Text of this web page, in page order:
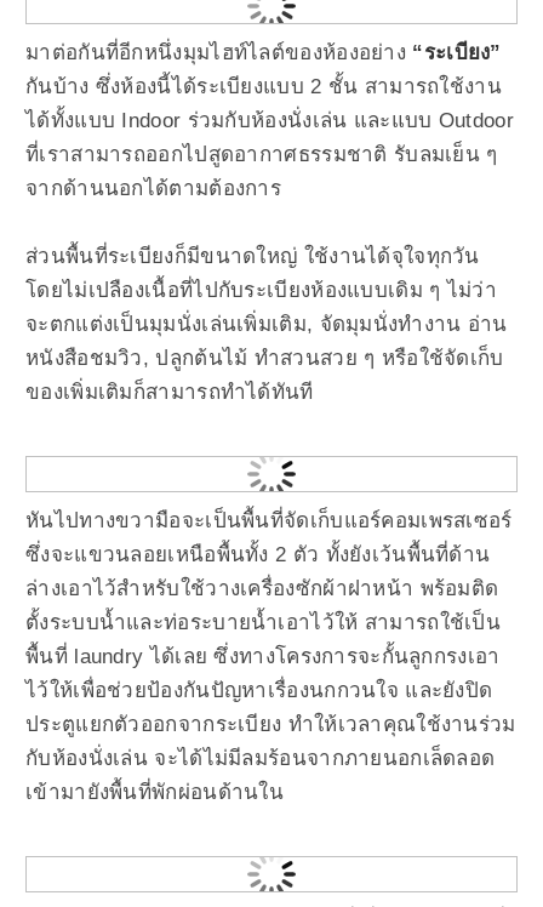
มาต่อกันที่อีกหนึ่งมุมไฮท์ไลต์ของห้องอย่าง “ระเบียง”
กันบ้าง ซึ่งห้องนี้ได้ระเบียงแบบ 2 ชั้น สามารถใช้งาน
ได้ทั้งแบบ Indoor ร่วมกับห้องนั่งเล่น และแบบ Outdoor
ที่เราสามารถออกไปสูดอากาศธรรมชาติ รับลมเย็น ๆ
จากด้านนอกได้ตามต้องการ
ส่วนพื้นที่ระเบียงก็มีขนาดใหญ่ ใช้งานได้จุใจทุกวัน
โดยไม่เปลืองเนื้อที่ไปกับระเบียงห้องแบบเดิม ๆ ไม่ว่า
จะตกแต่งเป็นมุมนั่งเล่นเพิ่มเติม, จัดมุมนั่งทำงาน อ่าน
หนังสือชมวิว, ปลูกต้นไม้ ทำสวนสวย ๆ หรือใช้จัดเก็บ
ของเพิ่มเติมก็สามารถทำได้ทันที
หันไปทางขวามือจะเป็นพื้นที่จัดเก็บแอร์คอมเพรสเซอร์
ซึ่งจะแขวนลอยเหนือพื้นทั้ง 2 ตัว ทั้งยังเว้นพื้นที่ด้าน
ล่างเอาไว้สำหรับใช้วางเครื่องซักผ้าฝาหน้า พร้อมติด
ตั้งระบบน้ำและท่อระบายน้ำเอาไว้ให้ สามารถใช้เป็น
พื้นที่ laundry ได้เลย ซึ่งทางโครงการจะกั้นลูกกรงเอา
ไว้ให้เพื่อช่วยป้องกันปัญหาเรื่องนกกวนใจ และยังปิด
ประตูแยกตัวออกจากระเบียง ทำให้เวลาคุณใช้งานร่วม
กับห้องนั่งเล่น จะได้ไม่มีลมร้อนจากภายนอกเล็ดลอด
เข้ามายังพื้นที่พักผ่อนด้านใน